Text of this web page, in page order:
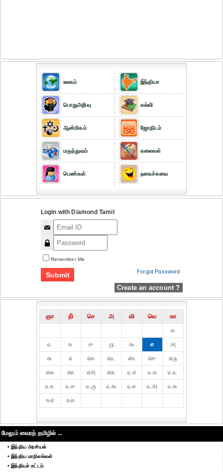
உலகம்
பொதுஅறிவு
ஆன்மிகம்
மருத்துவம்
பெண்கள்
இந்தியா
கல்வி
ஜோதிடம்
கலைகள்
நகைச்சுவை
Login with Diamond Tamil
Remember Me
Forgot Password
Create an account ?
ஞா தி் செ அ வி வெ
கா
௧
௨
௩ ௪ ௫ ௬ ௭
௮
௯
௰ ௰௧ ௰௨ ௰௩ ௰௪
௰௫
௰௬
௰௭ ௰௮ ௰௯ ௨௰ ௨௧
௨௨
௨௩
௨௪ ௨௫ ௨௬ ௨௭ ௨௮
௨௯
௩௰
௩௧
மேலும் வைரத் தமிழில் ...
• இந்திய அரசியல்
• இந்திய மாநிலங்கள்
• இந்தியச் சட்டம்